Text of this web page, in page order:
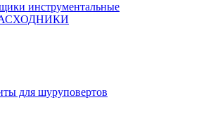
инструментальные
для шуруповертов